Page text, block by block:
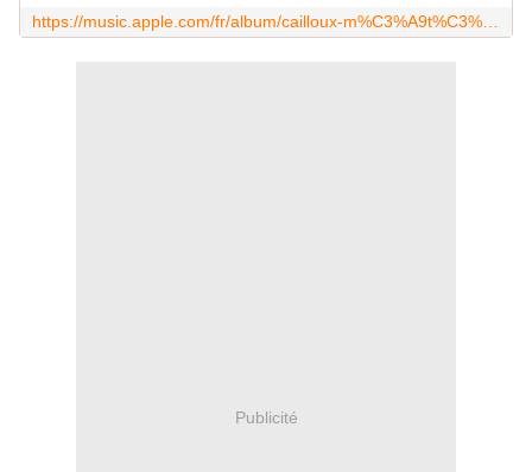
https://music.apple.com/fr/album/cailloux-m%C3%A9t%C3%A9ores/1488610780
Publicité